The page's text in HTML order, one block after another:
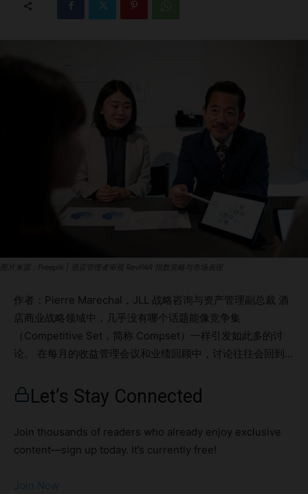
图片来源：Freepik | 酒店管理者审视 RevPAR 指数策略与市场表现
作者：Pierre Marechal，JLL 战略咨询与资产管理副总裁 酒
店商业战略领域中，几乎没有哪个话题能像竞争集
（Competitive Set，简称 Compset）一样引发如此多的讨
论。 在每月的收益管理会议和业绩回顾中，讨论往往会回到
否应该移除那家酒店？ 我们是否应该把街对面新开业的酒店
加入进来？ 很多时候，这些讨论都是由市场变化所引发的
——例如竞争对手因翻修而关闭、重新开业后改变定位、更换
品牌，或者有新的酒店进入市场。 虽然竞争集应该随着市场
情况确实值得重新审视竞争集，而另一些情况则只是需要更深
Let’s Stay Connected
Join thousands of readers who already enjoy exclusive
content—sign up today. It’s currently free!
Join Now